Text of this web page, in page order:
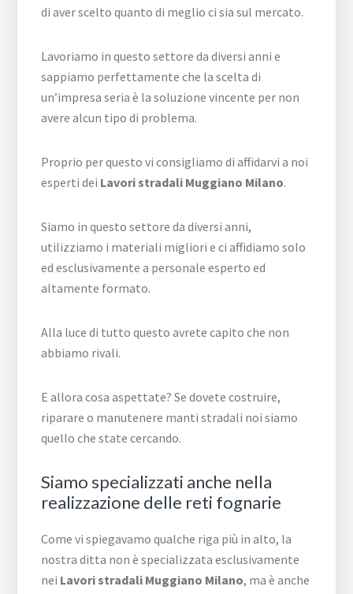
di aver scelto quanto di meglio ci sia sul mercato.
Lavoriamo in questo settore da diversi anni e
sappiamo perfettamente che la scelta di
un’impresa seria è la soluzione vincente per non
avere alcun tipo di problema.
Proprio per questo vi consigliamo di affidarvi a noi
esperti dei Lavori stradali Muggiano Milano.
Siamo in questo settore da diversi anni,
utilizziamo i materiali migliori e ci affidiamo solo
ed esclusivamente a personale esperto ed
altamente formato.
Alla luce di tutto questo avrete capito che non
abbiamo rivali.
E allora cosa aspettate? Se dovete costruire,
riparare o manutenere manti stradali noi siamo
quello che state cercando.
Siamo specializzati anche nella
realizzazione delle reti fognarie
Come vi spiegavamo qualche riga più in alto, la
nostra ditta non è specializzata esclusivamente
nei Lavori stradali Muggiano Milano, ma è anche